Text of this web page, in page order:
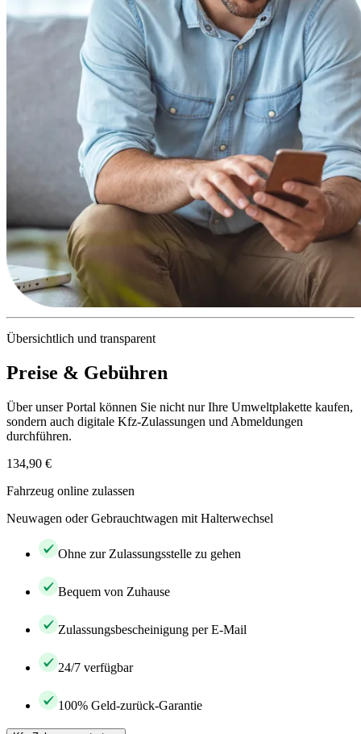
Übersichtlich und transparent
Preise & Gebühren
Über unser Portal können Sie nicht nur Ihre Umweltplakette kaufen,
sondern auch digitale Kfz-Zulassungen und Abmeldungen
durchführen.
134,90 €
Fahrzeug online zulassen
Neuwagen oder Gebrauchtwagen mit Halterwechsel
Ohne zur Zulassungsstelle zu gehen
Bequem von Zuhause
Zulassungsbescheinigung per E-Mail
24/7 verfügbar
100% Geld-zurück-Garantie